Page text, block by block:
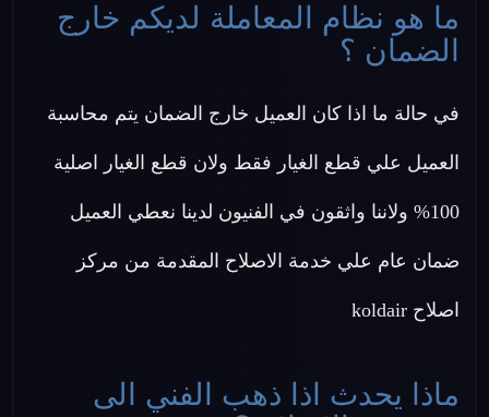
ما هو نظام المعاملة لديكم خارج
الضمان ؟
في حالة ما اذا كان العميل خارج الضمان يتم محاسبة
العميل علي قطع الغيار فقط ولان قطع الغيار اصلية
100% ولاننا واثقون في الفنيون لدينا نعطي العميل
ضمان عام علي خدمة الاصلاح المقدمة من مركز
اصلاح koldair
ماذا يحدث اذا ذهب الفني الى